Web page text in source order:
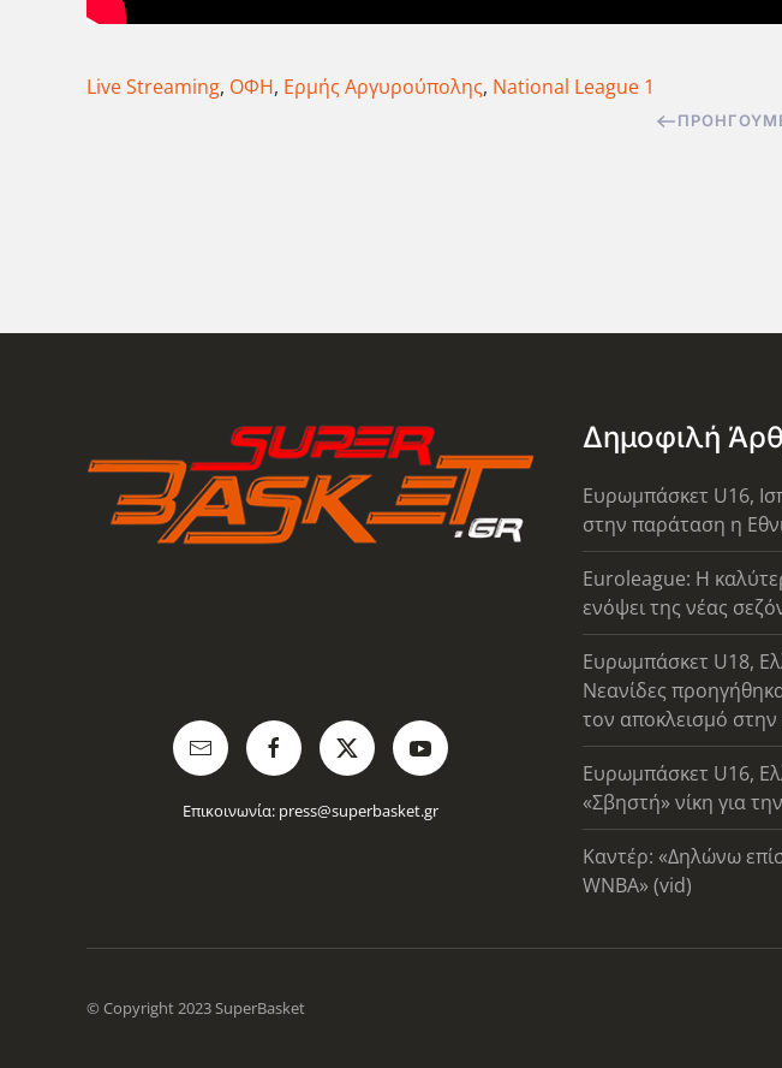
Live Streaming, ΟΦΗ, Ερμής Αργυρούπολης, National League 1
Επικοινωνία: press@superbasket.gr
Δημοφιλή
Ευρωμπάσκετ U16,
στην παράταση η
Euroleague: Η
ενόψει της νέας
Ευρωμπάσκετ U18,
Νεανίδες
τον αποκλεισμό
Ευρωμπάσκετ U16,
«Σβηστή» νίκη για
Καντέρ: «Δηλώνω
WNBA» (vid)
© Copyright 2023 SuperBasket